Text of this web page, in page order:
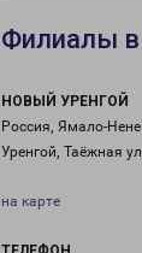
Филиалы в
НОВЫЙ УРЕНГОЙ
Россия, Ямало-
Уренгой, Таёжная
на карте